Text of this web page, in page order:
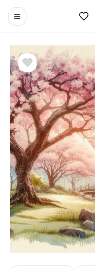
Toggle navigation
Curtir